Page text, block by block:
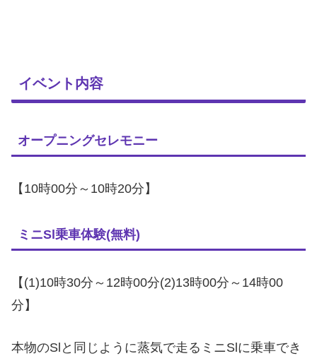
イベント内容
オープニングセレモニー
【10時00分～10時20分】
ミニSl乗車体験(無料)
【(1)10時30分～12時00分(2)13時00分～14時00
分】
本物のSlと同じように蒸気で走るミニSlに乗車でき